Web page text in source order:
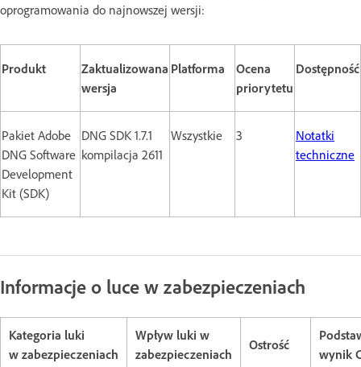
oprogramowania do najnowszej wersji:
Produkt
Zaktualizowana
wersja
Platforma
Ocena
priorytetu
Dostępność
Pakiet Adobe
DNG Software
Development
Kit (SDK)
DNG SDK 1.7.1
kompilacja 2611
Wszystkie 3
Notatki
techniczne
Informacje o luce w zabezpieczeniach
Kategoria luki
w zabezpieczeniach
Wpływ luki w
zabezpieczeniach
Ostrość
wynik